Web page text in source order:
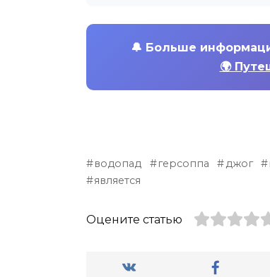
🔔 Больше
🌍
водопад герсоппа джог
является
Оцените статью